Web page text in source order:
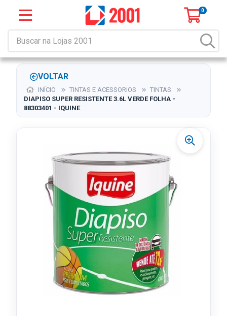
0
VOLTAR
INÍCIO TINTAS E ACESSORIOS
TINTAS
DIAPISO SUPER RESISTENTE 3.6L VERDE FOLHA -
88303401 - IQUINE